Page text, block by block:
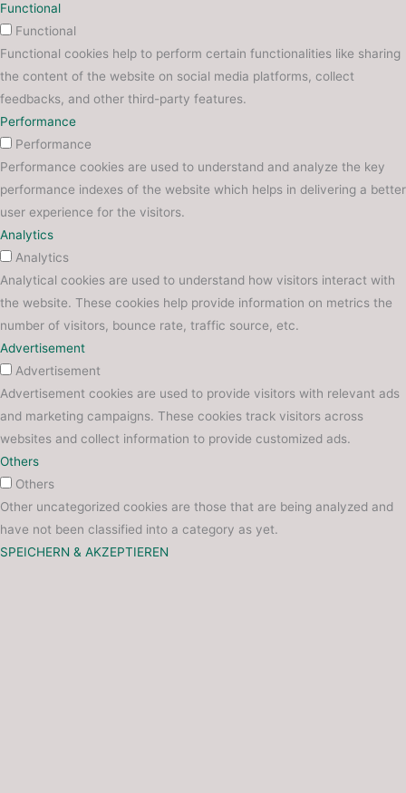
Functional
Functional
Functional cookies help to perform certain functionalities like sharing
the content of the website on social media platforms, collect
feedbacks, and other third-party features.
Performance
Performance
Performance cookies are used to understand and analyze the key
performance indexes of the website which helps in delivering a better
user experience for the visitors.
Analytics
Analytics
Analytical cookies are used to understand how visitors interact with
the website. These cookies help provide information on metrics the
number of visitors, bounce rate, traffic source, etc.
Advertisement
Advertisement
Advertisement cookies are used to provide visitors with relevant ads
and marketing campaigns. These cookies track visitors across
websites and collect information to provide customized ads.
Others
Others
Other uncategorized cookies are those that are being analyzed and
have not been classified into a category as yet.
SPEICHERN & AKZEPTIEREN